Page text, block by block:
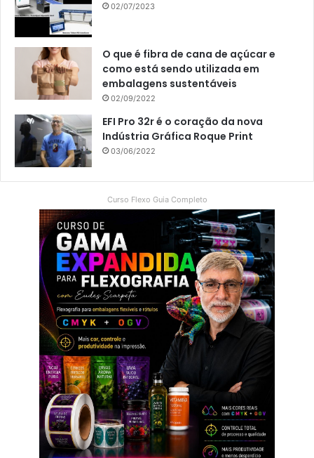
02/07/2023
O que é fibra de cana de açúcar e
como está sendo utilizada em
embalagens sustentáveis
02/09/2022
EFI Pro 32r é o coração da nova
Indústria Gráfica Roque Print
03/06/2022
Curso Flexo Guia Completo